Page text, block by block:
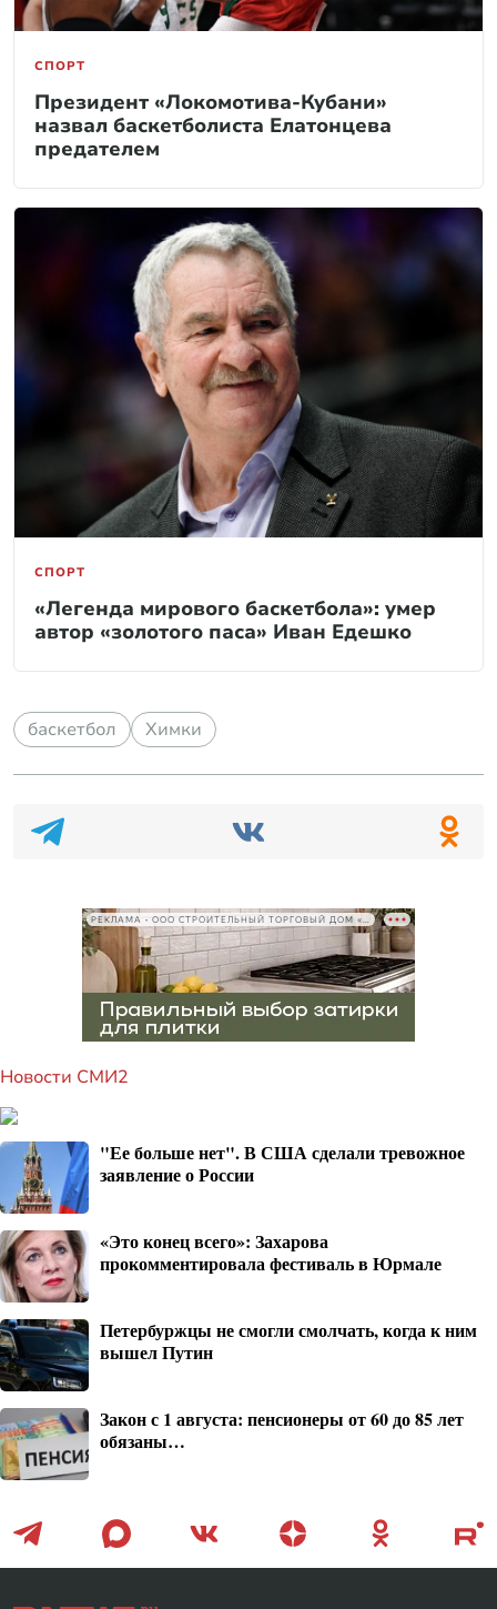
СПОРТ
Президент «Локомотива-Кубани»
назвал баскетболиста Елатонцева
предателем
СПОРТ
«Легенда мирового баскетбола»: умер
автор «золотого паса» Иван Едешко
баскетбол Химки
РЕКЛАМА • ООО СТРОИТЕЛЬНЫЙ ТОРГОВЫЙ ДОМ «ПЕТРОВИЧ», ИНН 7802348846
Новости СМИ2
"Ее больше нет". В США сделали тревожное
заявление о России
«Это конец всего»: Захарова
прокомментировала фестиваль в Юрмале
Петербуржцы не смогли смолчать, когда к ним
вышел Путин
Закон с 1 августа: пенсионеры от 60 до 85 лет
обязаны…